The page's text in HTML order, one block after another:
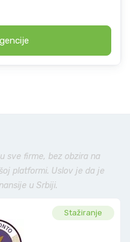
sve firme, bez obzira na
platformi. Uslov je da je
u Srbiji.